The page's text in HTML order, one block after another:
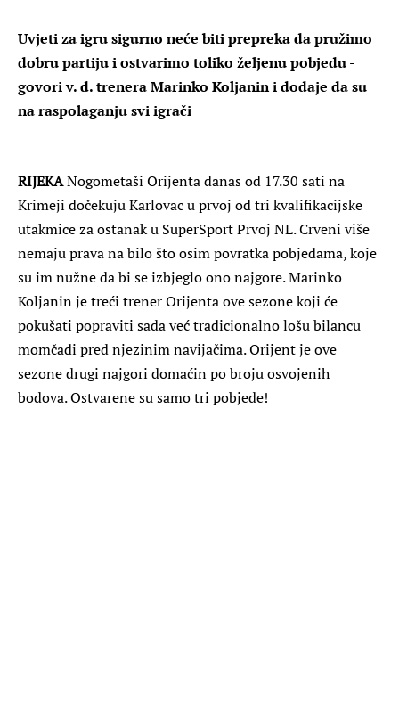
Uvjeti za igru sigurno neće biti prepreka da pružimo
dobru partiju i ostvarimo toliko željenu pobjedu -
govori v. d. trenera Marinko Koljanin i dodaje da su
na raspolaganju svi igrači
RIJEKANogometaši Orijenta danas od 17.30 sati na
Krimeji dočekuju Karlovac u prvoj od tri kvalifikacijske
utakmice za ostanak u SuperSport Prvoj NL. Crveni više
nemaju prava na bilo što osim povratka pobjedama, koje
su im nužne da bi se izbjeglo ono najgore. Marinko
Koljanin je treći trener Orijenta ove sezone koji će
pokušati popraviti sada već tradicionalno lošu bilancu
momčadi pred njezinim navijačima. Orijent je ove
sezone drugi najgori domaćin po broju osvojenih
bodova. Ostvarene su samo tri pobjede!